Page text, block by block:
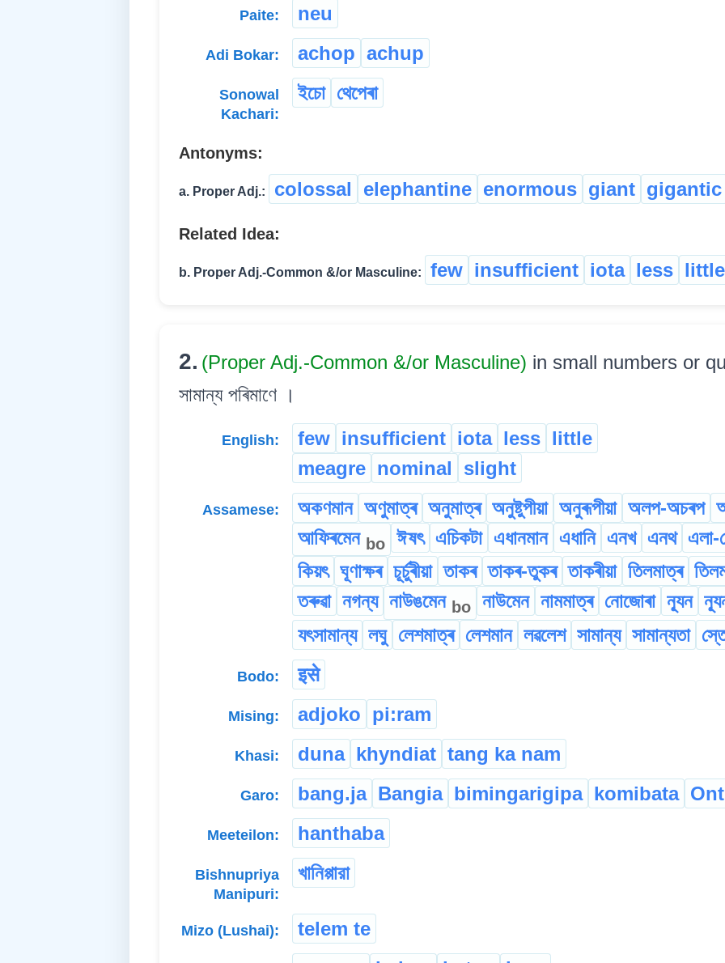
Paite: neu
Adi Bokar: achop achup
Sonowal
Kachari:
ইচো থেপেৰা
Antonyms:
a. Proper Adj.: colossal elephantine enormous giant gigantic
Related Idea:
b. Proper Adj.-Common &/or Masculine: few insufficient iota less little
2. (Proper Adj.-Common &/or Masculine) in small numbers or
সামান্য পৰিমাণে ।
English: few insufficient iota less little
meagre nominal slight
Assamese: অকণমান অণুমাত্ৰ অনুমাত্ৰ অনুষ্টুপীয়া অনুৰূপীয়া অলপ-অচৰপ
আফিৰমেন bo ঈষৎ এচিকটা এধানমান এধানি এনখ এনথ এলা-
কিয়ৎ ঘূণাক্ষৰ চূৰ্চুৰীয়া তাকৰ তাকৰ-তুকৰ তাকৰীয়া তিলমাত্ৰ
তৰুৱা নগন্য নাউঙমেন bo নাউমেন নামমাত্ৰ নোজোৰা ন্যূন
যৎসামান্য লঘু লেশমাত্ৰ লেশমান লৱলেশ সামান্য সামান্যতা
Bodo: इसे
Mising: adjoko pi:ram
Khasi: duna khyndiat tang ka nam
Garo: bang.ja Bangia bimingarigipa komibata
Meeteilon: hanthaba
Bishnupriya
Manipuri:
খানিপ্পারা
Mizo (Lushai): telem te